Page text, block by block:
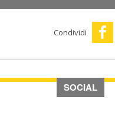
Condividi
SOCIAL